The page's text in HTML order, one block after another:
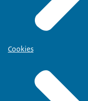
Cookies